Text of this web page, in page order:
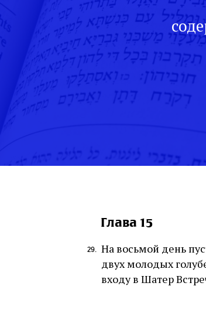
Глава 15
На восьмой день
двух молодых
входу в Шатер